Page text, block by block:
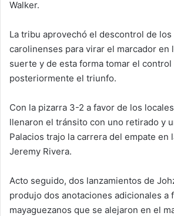
Walker.
La tribu aprovechó el descontrol de los
carolinenses para virar el marcador en
suerte y de esta forma tomar el
posteriormente el triunfo.
Con la pizarra 3-2 a favor de los
llenaron el tránsito con uno retirado y
Palacios trajo la carrera del empate en
Jeremy Rivera.
Acto seguido, dos lanzamientos de
produjo dos anotaciones adicionales a
mayaguezanos que se alejaron en el